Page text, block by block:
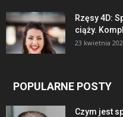
Rzęsy 4D:
ciąży.
23 kwietnia
POPULARNE POSTY
Czym jest